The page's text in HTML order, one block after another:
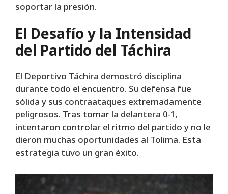
soportar la presión.
El Desafío y la Intensidad
del Partido del Táchira
El Deportivo Táchira demostró disciplina
durante todo el encuentro. Su defensa fue
sólida y sus contraataques extremadamente
peligrosos. Tras tomar la delantera 0-1,
intentaron controlar el ritmo del partido y no le
dieron muchas oportunidades al Tolima. Esta
estrategia tuvo un gran éxito.